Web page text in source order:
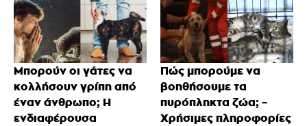
Μπορούν οι γάτες να
κολλήσουν γρίπη από
έναν άνθρωπο; Η
ενδιαφέρουσα
Πώς μπορούμε να
βοηθήσουμε τα
πυρόπληκτα ζώα; –
Χρήσιμες πληροφορίες